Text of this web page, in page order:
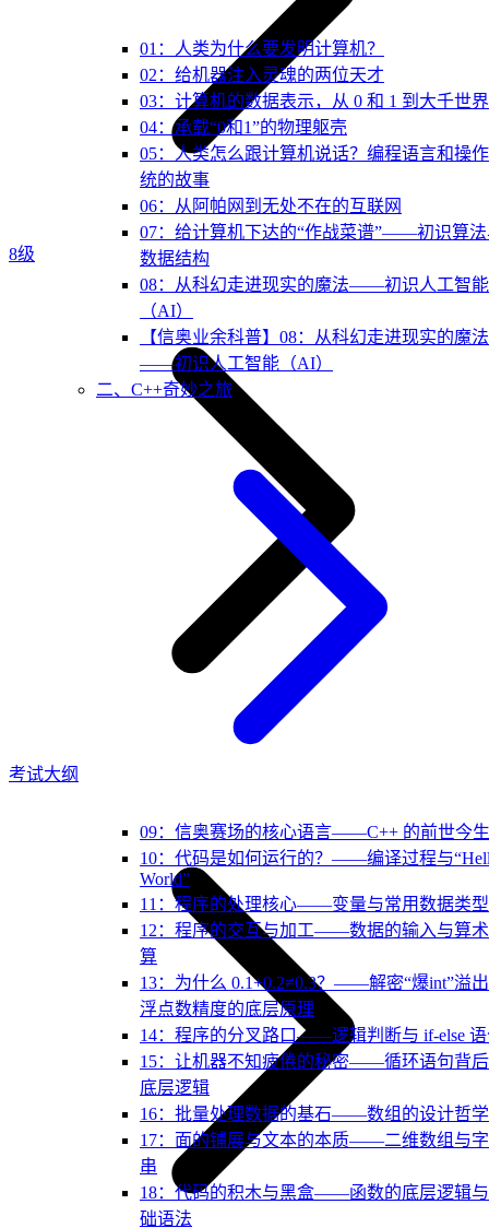
01：人类为什么要发明计算机？
02：给机器注入灵魂的两位天才
03：计算机的数据表示，从 0 和 1 到大千世界
04：承载“0和1”的物理躯壳
05：人类怎么跟计算机说话？编程语言和操
统的故事
06：从阿帕网到无处不在的互联网
07：给计算机下达的“作战菜谱”——初识算
数据结构
08：从科幻走进现实的魔法——初识人工智能
（AI）
【信奥业余科普】08：从科幻走进现实的魔法
——初识人工智能（AI）
二、C++奇妙之旅
09：信奥赛场的核心语言——C++ 的前世今生
10：代码是如何运行的？——编译过程与
World”
11：程序的处理核心——变量与常用数据类型
12：程序的交互与加工——数据的输入与算
算
13：为什么 0.1+0.2≠0.3？——解密“爆int”溢
浮点数精度的底层原理
14：程序的分叉路口——逻辑判断与 if-else
15：让机器不知疲倦的秘密——循环语句背
底层逻辑
16：批量处理数据的基石——数组的设计哲学
17：面的铺展与文本的本质——二维数组与
串
18：代码的积木与黑盒——函数的底层逻辑
础语法
8级
考试大纲